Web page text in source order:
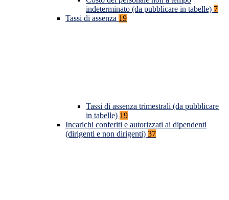
indeterminato (da pubblicare in tabelle) 7
Tassi di assenza 19
Tassi di assenza trimestrali (da pubblicare
in tabelle) 19
Incarichi conferiti e autorizzati ai dipendenti
(dirigenti e non dirigenti) 37